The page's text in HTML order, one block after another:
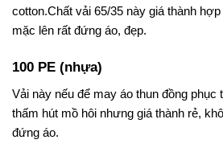
cotton.Chất vải 65/35 này giá thành
mặc lên rất đứng áo, đẹp.
100 PE (nhựa)
Vải này nếu để may áo thun đồng phục
thấm hút mồ hôi nhưng giá thành rẻ,
đứng áo.